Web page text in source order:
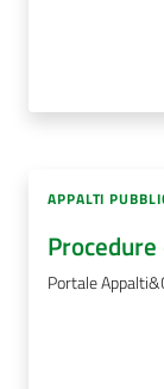
APPALTI
Portale